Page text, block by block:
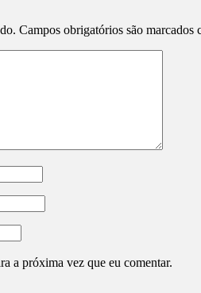
Campos obrigatórios são marcados
a próxima vez que eu comentar.